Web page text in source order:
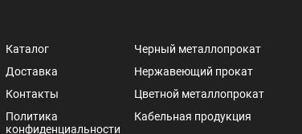
Каталог
Доставка
Контакты
Политика
конфиденциальности
Черный металлопрокат
Нержавеющий прокат
Цветной металлопрокат
Кабельная продукция